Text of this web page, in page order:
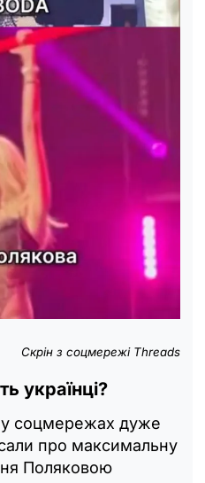
Скрін з соцмережі Threads
українці?
соцмережах дуже
про максимальну
Поляковою